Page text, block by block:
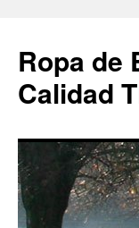
Ropa de
Calidad